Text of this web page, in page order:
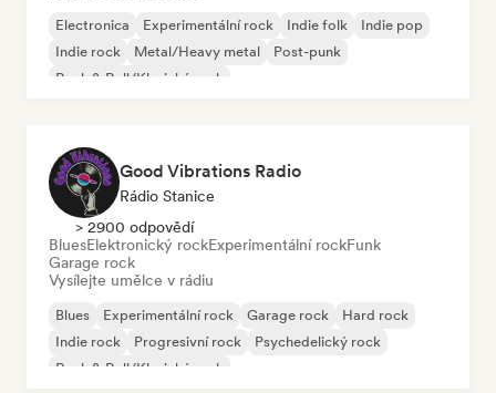
Electronica Experimentální rock Indie folk
Indie pop
Indie rock
Metal/Heavy metal
Post-punk
Rock & Roll/Klasický rock
Good Vibrations Radio
Rádio Stanice
> 2900 odpovědí
BluesElektronický rockExperimentální rockFunk
Garage rock
Vysílejte umělce v rádiu
Blues Experimentální rock Garage rock
Hard rock
Indie rock
Progresivní rock
Psychedelický rock
Rock & Roll/Klasický rock